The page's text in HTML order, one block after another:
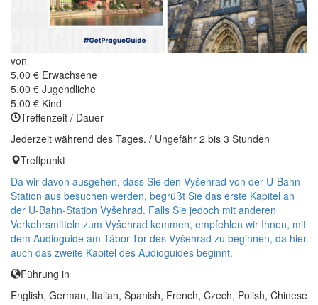
von
5.00 € Erwachsene
5.00 € Jugendliche
5.00 € Kind
Treffenzeit / Dauer
Jederzeit während des Tages. / Ungefähr 2 bis 3 Stunden
Treffpunkt
Da wir davon ausgehen, dass Sie den Vyšehrad von der U-Bahn-
Station aus besuchen werden, begrüßt Sie das erste Kapitel an
der U-Bahn-Station Vyšehrad. Falls Sie jedoch mit anderen
Verkehrsmitteln zum Vyšehrad kommen, empfehlen wir Ihnen, mit
dem Audioguide am Tábor-Tor des Vyšehrad zu beginnen, da hier
auch das zweite Kapitel des Audioguides beginnt.
Führung in
English, German, Italian, Spanish, French, Czech, Polish, Chinese